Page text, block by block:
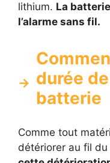
lithium. La
l’alarme sans fil.
durée
batterie
Comme tout
détériorer au fil du